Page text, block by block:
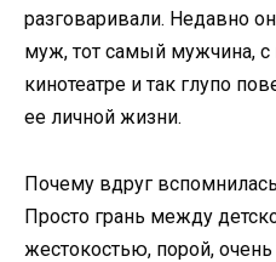
разговаривали. Недавно
муж, тот самый мужчина,
кинотеатре и так глупо
ее личной жизни.
Почему вдруг
Просто грань между
жестокостью, порой,